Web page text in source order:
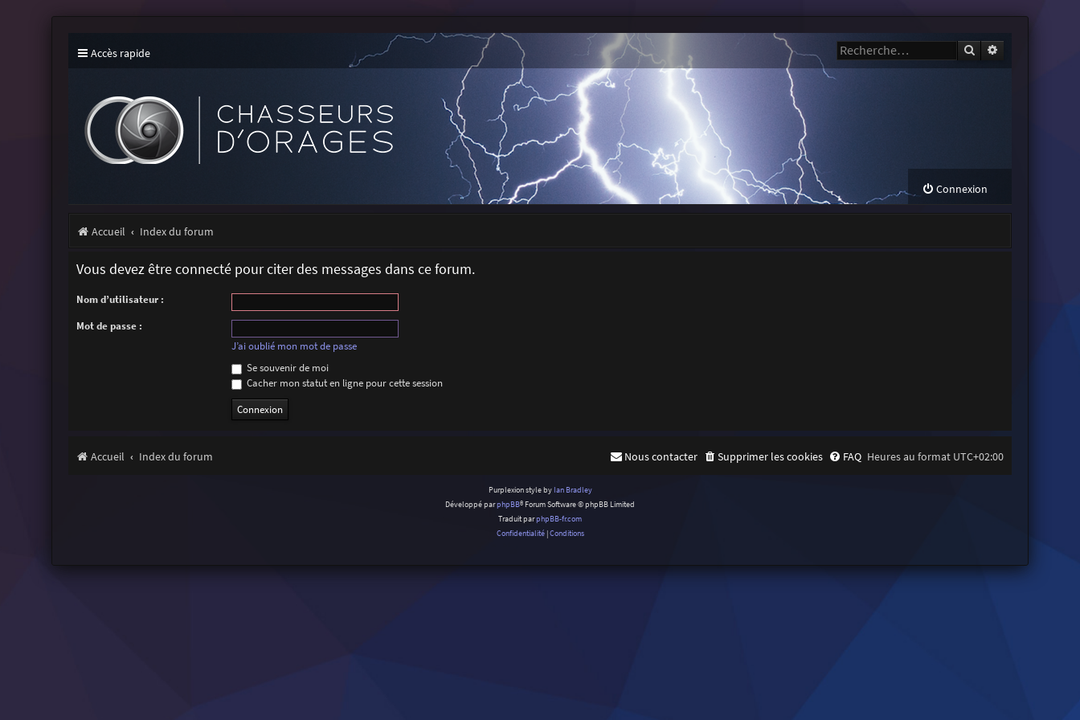
Accès rapide Rechercher
Connexion
Accueil Index du forum
Vous devez être connecté pour citer des messages dans ce forum.
Nom d’utilisateur :
Mot de passe :
J’ai oublié mon mot de passe
Se souvenir de moi
Cacher mon statut en ligne pour cette session
Accueil Index du forum Heures au format UTC+02:00
FAQ
Supprimer les cookies
Nous contacter
Purplexion style by Ian Bradley
Développé parphpBB® Forum Software © phpBB Limited
Traduit parphpBB-fr.com
Confidentialité|Conditions